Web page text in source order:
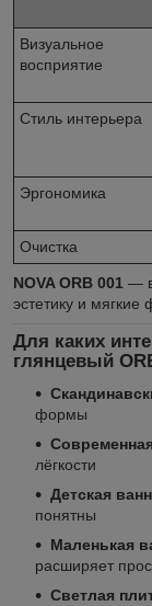
Визуальное
восприятие
Стиль интерьера
Эргономика
Очистка
NOVA ORB 001 —
эстетику и мягкие
Для каких
глянцевый
формы
лёгкости
Детская
понятны
Маленькая
расширяет
Светлая